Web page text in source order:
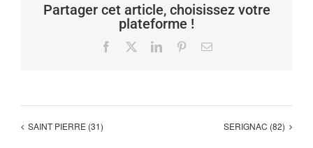
Partager cet article, choisissez votre
plateforme !
Facebook LinkedInPinterestEmail
SAINT PIERRE (31) SERIGNAC (82)